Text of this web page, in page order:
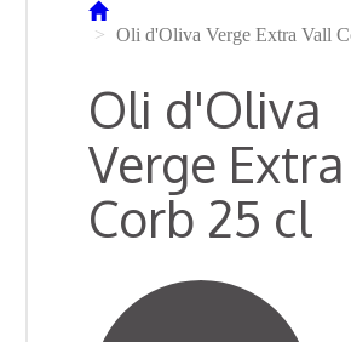
Oli d'Oliva Verge Extra Vall
Oli d'Oliva
Verge
Corb 25 cl